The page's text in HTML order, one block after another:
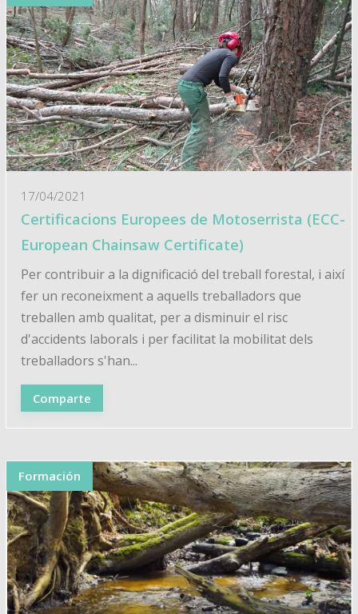
17/04/2021
Certificacions Europees de Motoserrista (ECC-
European Chainsaw Certificate)
Per contribuir a la dignificació del treball forestal, i així
fer un reconeixment a aquells treballadors que
treballen amb qualitat, per a disminuir el risc
d'accidents laborals i per facilitat la mobilitat dels
treballadors s'han...
Comparte
Formación